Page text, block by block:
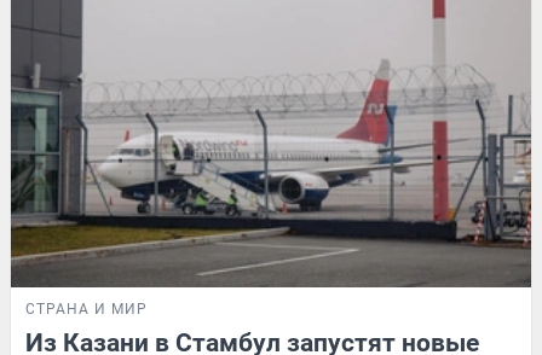
СТРАНА И МИР
Из Казани в Стамбул запустят новые